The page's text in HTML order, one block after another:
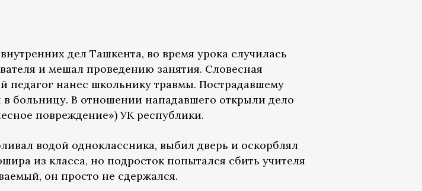
дел Ташкента, во время урока случилась
и мешал проведению занятия. Словесная
педагог нанес школьнику травмы. Пострадавшему
больницу. В отношении нападавшего открыли дело
повреждение») УК республики.
водой одноклассника, выбил дверь и оскорблял
из класса, но подросток попытался сбить учителя
он просто не сдержался.